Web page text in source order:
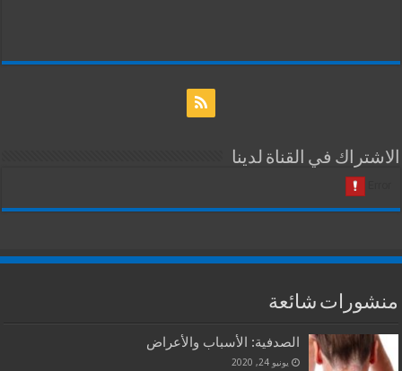
الاشتراك في القناة لدينا
منشورات شائعة
الصدفية: الأسباب والأعراض
يونيو 24, 2020